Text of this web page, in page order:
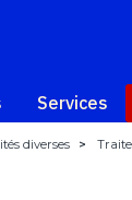
Services
diverses >